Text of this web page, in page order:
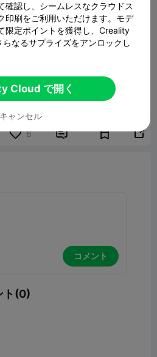
Hazy
モデル
6  
コメント
ト(0)
確認し、シームレスなクラウドス
印刷をご利用いただけます。モデ
限定ポイントを獲得し、Creality
なるサプライズをアンロックし
Cloud で開く
キャンセル